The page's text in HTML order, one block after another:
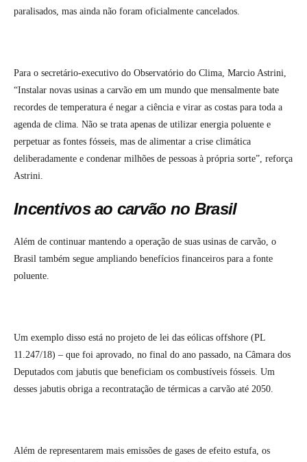
paralisados, mas ainda não foram oficialmente cancelados.
Para o secretário-executivo do Observatório do Clima, Marcio Astrini,
“Instalar novas usinas a carvão em um mundo que mensalmente bate
recordes de temperatura é negar a ciência e virar as costas para toda a
agenda de clima. Não se trata apenas de utilizar energia poluente e
perpetuar as fontes fósseis, mas de alimentar a crise climática
deliberadamente e condenar milhões de pessoas à própria sorte”, reforça
Astrini.
Incentivos ao carvão no Brasil
Além de continuar mantendo a operação de suas usinas de carvão, o
Brasil também segue ampliando benefícios financeiros para a fonte
poluente.
Um exemplo disso está no projeto de lei das eólicas offshore (PL
11.247/18) – que foi aprovado, no final do ano passado, na Câmara dos
Deputados com jabutis que beneficiam os combustíveis fósseis. Um
desses jabutis obriga a recontratação de térmicas a carvão até 2050.
Além de representarem mais emissões de gases de efeito estufa, os